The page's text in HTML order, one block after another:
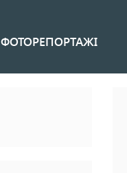
ФОТОРЕПОРТАЖІ